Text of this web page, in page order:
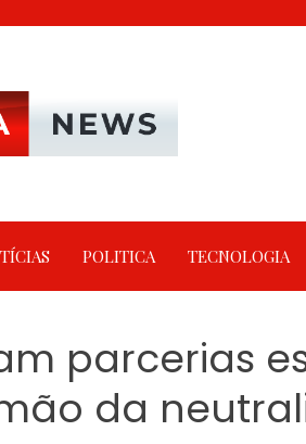
POLITICA TECNOLOGIA
parcerias
da